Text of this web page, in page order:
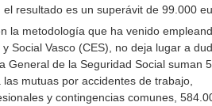
el resultado es un superávit de 99.000
la metodología que ha venido
Social Vasco (CES), no deja lugar a
General de la Seguridad Social suman
mutuas por accidentes de trabajo,
y contingencias comunes,